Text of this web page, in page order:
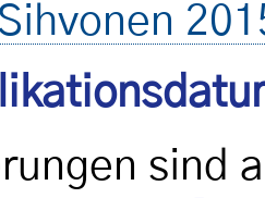
sind